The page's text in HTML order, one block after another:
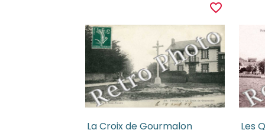
favorite_border
La Croix de Gourmalon Les